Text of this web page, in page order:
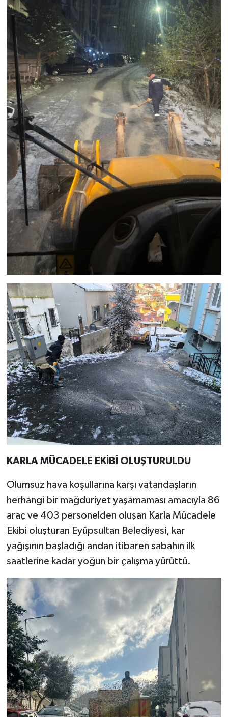
KARLA MÜCADELE EKİBİ OLUŞTURULDU
Olumsuz hava koşullarına karşı vatandaşların
herhangi bir mağduriyet yaşamaması amacıyla 86
araç ve 403 personelden oluşan Karla Mücadele
Ekibi oluşturan Eyüpsultan Belediyesi, kar
yağışının başladığı andan itibaren sabahın ilk
saatlerine kadar yoğun bir çalışma yürüttü.